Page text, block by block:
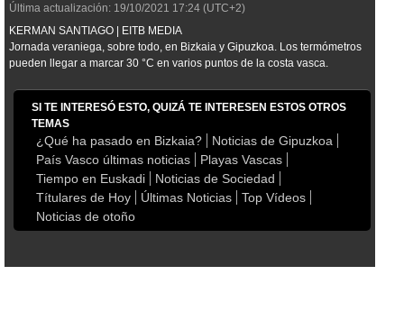
Última actualización: 19/10/2021 17:24 (UTC+2)
KERMAN SANTIAGO | EITB MEDIA
Jornada veraniega, sobre todo, en Bizkaia y Gipuzkoa. Los termómetros
pueden llegar a marcar 30 °C en varios puntos de la costa vasca.
SI TE INTERESÓ ESTO, QUIZÁ TE INTERESEN ESTOS OTROS
TEMAS
¿Qué ha pasado en Bizkaia?
Noticias de Gipuzkoa
País Vasco últimas noticias
Playas Vascas
Tiempo en Euskadi
Noticias de Sociedad
Títulares de Hoy
Últimas Noticias
Top Vídeos
Noticias de otoño